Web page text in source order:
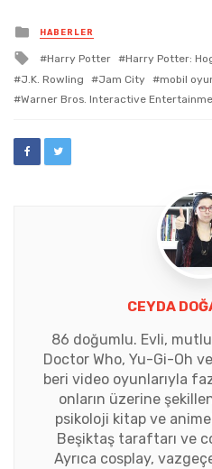
Posted
in
HABERLER
Tagged
with
Harry Potter Harry Potter:
J.K. Rowling
Jam City mobil
Warner Bros. Interactive
CEYDA
86 doğumlu. Evli,
Doctor Who, Yu-Gi-Oh
beri video oyunlarıyla
onların üzerine
psikoloji kitap ve
Beşiktaş taraftarı ve
Ayrıca cosplay,